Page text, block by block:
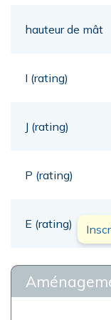
hauteur de mât
I (rating)
J (rating)
P (rating)
E (rating)